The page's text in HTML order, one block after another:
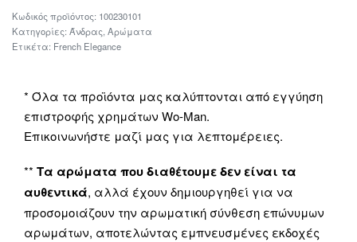
100230101
Κατηγορίες: Άνδρας Αρώματα
Ετικέτα: French Elegance
* Όλα τα προϊόντα μας καλύπτονται από εγγύηση
επιστροφής χρημάτων Wo-Man.
Επικοινωνήστε μαζί μας για λεπτομέρειες.
** Τα αρώματα που διαθέτουμε δεν είναι τα
αυθεντικά, αλλά έχουν δημιουργηθεί για να
προσομοιάζουν την αρωματική σύνθεση επώνυμων
αρωμάτων, αποτελώντας εμπνευσμένες εκδοχές